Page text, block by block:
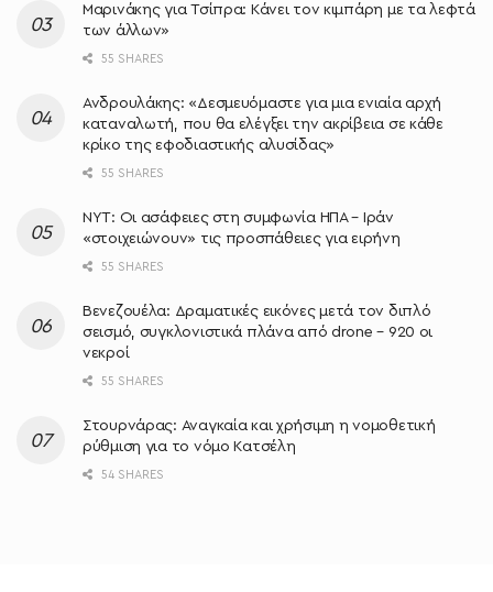
Μαρινάκης για Τσίπρα: Κάνει τον κιμπάρη με τα λεφτά
των άλλων»
55 SHARES
Ανδρουλάκης: «Δεσμευόμαστε για μια ενιαία αρχή
καταναλωτή, που θα ελέγξει την ακρίβεια σε κάθε
κρίκο της εφοδιαστικής αλυσίδας»
55 SHARES
NYT: Οι ασάφειες στη συμφωνία ΗΠΑ – Ιράν
«στοιχειώνουν» τις προσπάθειες για ειρήνη
55 SHARES
Βενεζουέλα: Δραματικές εικόνες μετά τον διπλό
σεισμό, συγκλονιστικά πλάνα από drone – 920 οι
νεκροί
55 SHARES
Στουρνάρας: Αναγκαία και χρήσιμη η νομοθετική
ρύθμιση για το νόμο Κατσέλη
54 SHARES